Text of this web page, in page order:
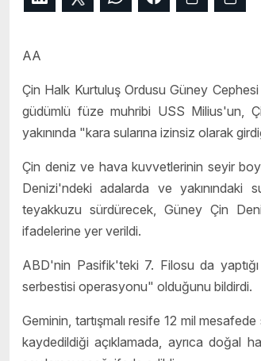
AA
Çin Halk Kurtuluş Ordusu Güney Cephesi
güdümlü füze muhribi USS Milius'un,
yakınında "kara sularına izinsiz olarak
Çin deniz ve hava kuvvetlerinin seyir
Denizi'ndeki adalarda ve yakınındaki
teyakkuzu sürdürecek, Güney Çin
ifadelerine yer verildi.
ABD'nin Pasifik'teki 7. Filosu da
serbestisi operasyonu" olduğunu bildirdi.
Geminin, tartışmalı resife 12 mil
kaydedildiği açıklamada, ayrıca doğal